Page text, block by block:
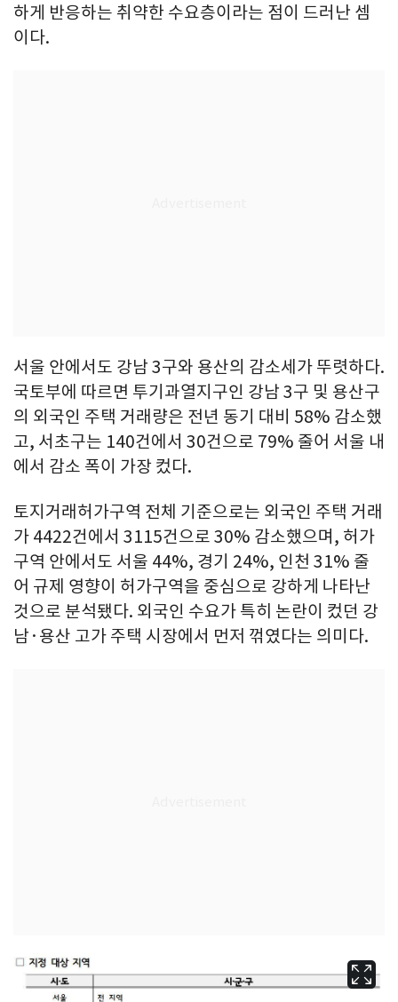
하게 반응하는 취약한 수요층이라는 점이 드러난 셈
이다.
서울 안에서도 강남 3구와 용산의 감소세가 뚜렷하다.
국토부에 따르면 투기과열지구인 강남 3구 및 용산구
의 외국인 주택 거래량은 전년 동기 대비 58% 감소했
고, 서초구는 140건에서 30건으로 79% 줄어 서울 내
에서 감소 폭이 가장 컸다.
토지거래허가구역 전체 기준으로는 외국인 주택 거래
가 4422건에서 3115건으로 30% 감소했으며, 허가
구역 안에서도 서울 44%, 경기 24%, 인천 31% 줄
어 규제 영향이 허가구역을 중심으로 강하게 나타난
것으로 분석됐다. 외국인 수요가 특히 논란이 컸던 강
남·용산 고가 주택 시장에서 먼저 꺾였다는 의미다.